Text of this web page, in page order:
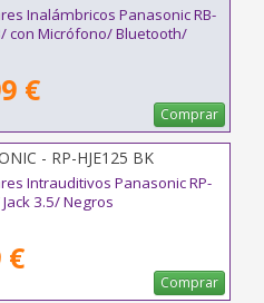
Inalámbricos Panasonic RB-
con Micrófono/ Bluetooth/
€
Comprar
- RP-HJE125 BK
Intrauditivos Panasonic RP-
Jack 3.5/ Negros
€
Comprar